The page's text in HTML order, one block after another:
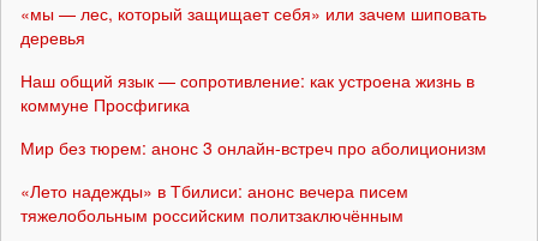
«мы — лес, который защищает себя» или зачем шиповать
деревья
Наш общий язык — сопротивление: как устроена жизнь в
коммуне Просфигика
Мир без тюрем: анонс 3 онлайн-встреч про аболиционизм
«Лето надежды» в Тбилиси: анонс вечера писем
тяжелобольным российским политзаключённым